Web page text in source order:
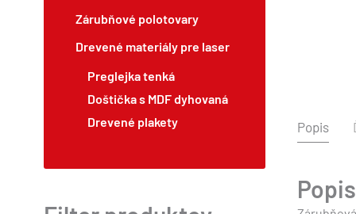
Popis
Popis
Zárubňové polotovary
Drevené materiály pre laser
Preglejka tenká
Doštička s MDF dyhovaná
Drevené plakety